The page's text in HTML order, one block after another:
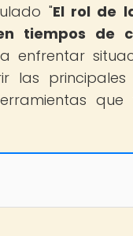
"El rol de
tiempos de
las